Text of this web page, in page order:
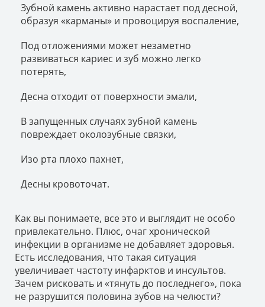
Зубной камень активно нарастает под десной,
образуя «карманы» и провоцируя воспаление,
Под отложениями может незаметно
развиваться кариес и зуб можно легко
потерять,
Десна отходит от поверхности эмали,
В запущенных случаях зубной камень
повреждает околозубные связки,
Изо рта плохо пахнет,
Десны кровоточат.
Как вы понимаете, все это и выглядит не особо
привлекательно. Плюс, очаг хронической
инфекции в организме не добавляет здоровья.
Есть исследования, что такая ситуация
увеличивает частоту инфарктов и инсультов.
Зачем рисковать и «тянуть до последнего», пока
не разрушится половина зубов на челюсти?